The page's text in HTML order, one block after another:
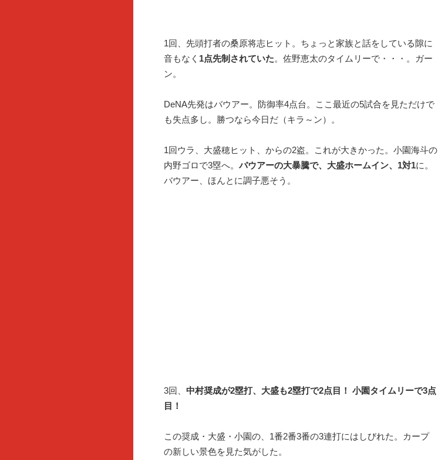
1回、先頭打者の桑原将志ヒット。ちょっと家族と話をしている隙に
音もなく 1点先制されていた。佐野恵太のタイムリーで・・・。ガー
ン。
DeNA先発はバウアー。防御率4点台。ここ最近の5試合を見ただけで
も失点多し。勝つなら今日だ（キラ～ン）。
1回ウラ、大盛穂ヒット、からの2盗。これが大きかった。小園海斗の
内野ゴロで3塁へ。 バウアーの大暴騰で、大盛ホームイン、1対1に。
バウアー、ほんとに調子悪そう。
3回、 中村奨成が2塁打、大盛も2塁打で2点目！ 小園タイムリーで3点
目！
この奨成・大盛・小園の、1番2番3番の3連打にはしびれた。カープ
の新しい景色を見た気がした。